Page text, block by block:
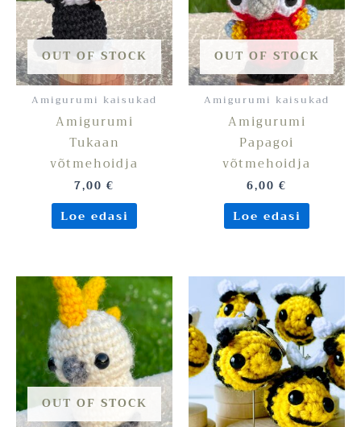
OUT OF STOCK
Amigurumi kaisukad
Amigurumi
Tukaan
võtmehoidja
7,00 €
Loe edasi
OUT OF STOCK
Amigurumi kaisukad
Amigurumi
Papagoi
võtmehoidja
6,00 €
Loe edasi
OUT OF STOCK